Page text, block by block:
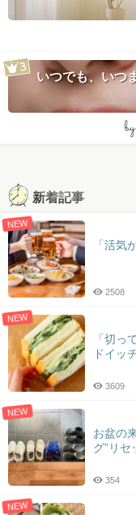
いつでも、いつ
新着記事
NEW
「活気
2508
NEW
「切っ
ドイッ
3609
NEW
お盆の
グ”リセ
354
NEW